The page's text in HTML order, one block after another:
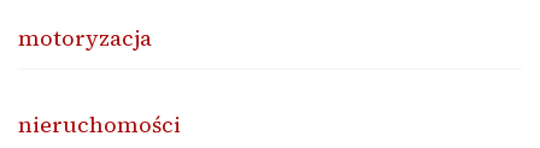
motoryzacja
nieruchomości